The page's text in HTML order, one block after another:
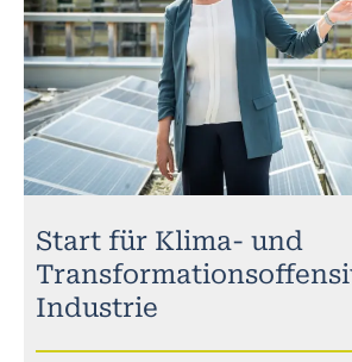
Start für Klima- und
Industrie